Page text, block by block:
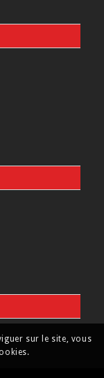
sur le site, vous